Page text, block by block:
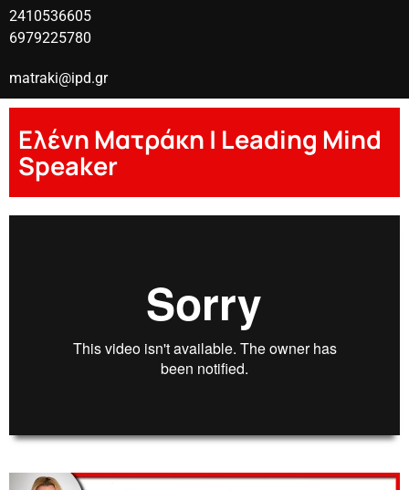
Ελένη Ματράκη | Leading Mind
Speaker
2410536605
6979225780
matraki@ipd.gr